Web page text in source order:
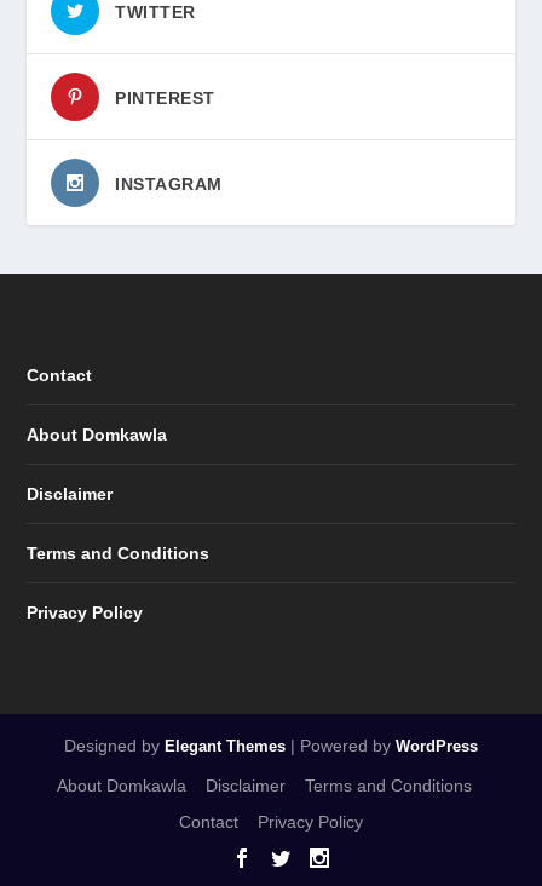
TWITTER
PINTEREST
INSTAGRAM
Contact
About Domkawla
Disclaimer
Terms and Conditions
Privacy Policy
Designed by Elegant Themes | Powered by WordPress
About Domkawla Disclaimer
Terms and Conditions
Contact
Privacy Policy